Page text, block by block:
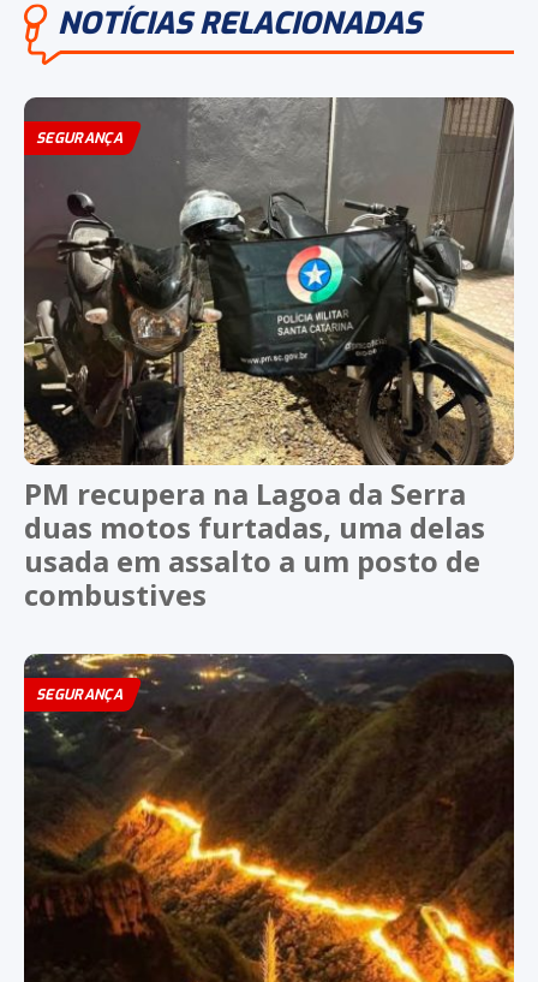
NOTÍCIAS RELACIONADAS
SEGURANÇA
PM recupera na Lagoa da Serra
duas motos furtadas, uma delas
usada em assalto a um posto de
combustives
SEGURANÇA